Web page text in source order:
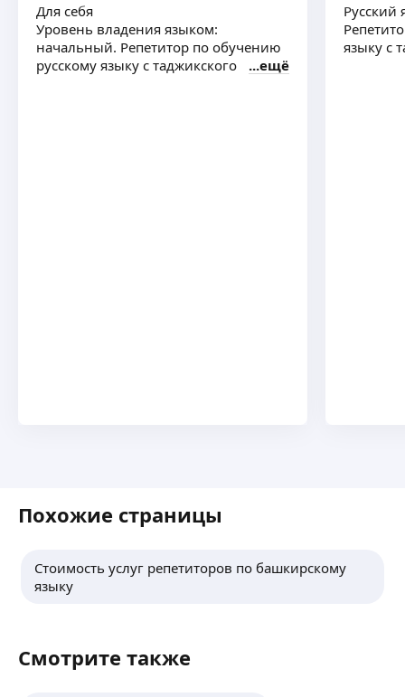
Для себя
Уровень владения языком:
начальный. Репетитор по обучению
русскому языку с таджикского
ещё
Русский
языку с
Похожие страницы
Стоимость услуг репетиторов по башкирскому
языку
Смотрите также